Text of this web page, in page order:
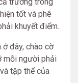
tốt và phê
khuyết điểm.
ở đây, chào cờ
mỗi người phải
tập thể của